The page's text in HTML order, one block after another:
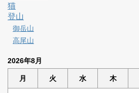
猫
登山
御岳山
高尾山
2026年8月
月 火 水 木